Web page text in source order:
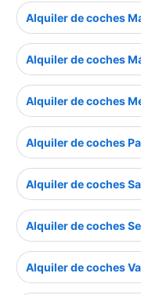
Alquiler de coches
Alquiler de coches
Alquiler de coches
Alquiler de coches
Alquiler de coches
Alquiler de coches
Alquiler de coches